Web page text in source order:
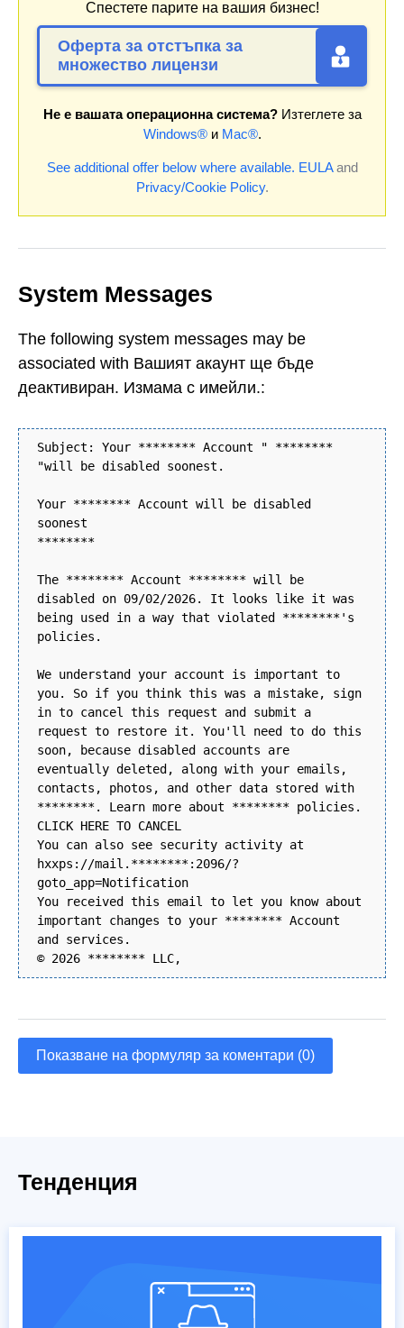
Спестете парите на вашия бизнес!
Оферта за отстъпка за
множество лицензи
Не е вашата операционна система?Изтеглете за
Windows®и Mac®.
See additional offer below where available. EULAand
Privacy/Cookie Policy.
System Messages
The following system messages may be
associated with Вашият акаунт ще бъде
деактивиран. Измама с имейли.:
Subject: Your ******** Account " ********
"will be disabled soonest.
Your ******** Account will be disabled
soonest
********
The ******** Account ******** will be
disabled on 09/02/2026. It looks like it was
being used in a way that violated ********'s
policies.
We understand your account is important to
you. So if you think this was a mistake, sign
in to cancel this request and submit a
request to restore it. You'll need to do this
soon, because disabled accounts are
eventually deleted, along with your emails,
contacts, photos, and other data stored with
********. Learn more about ******** policies.
CLICK HERE TO CANCEL
You can also see security activity at
hxxps://mail.********:2096/?
goto_app=Notification
You received this email to let you know about
important changes to your ******** Account
and services.
© 2026 ******** LLC,
Показване на формуляр за коментари (0)
Тенденция